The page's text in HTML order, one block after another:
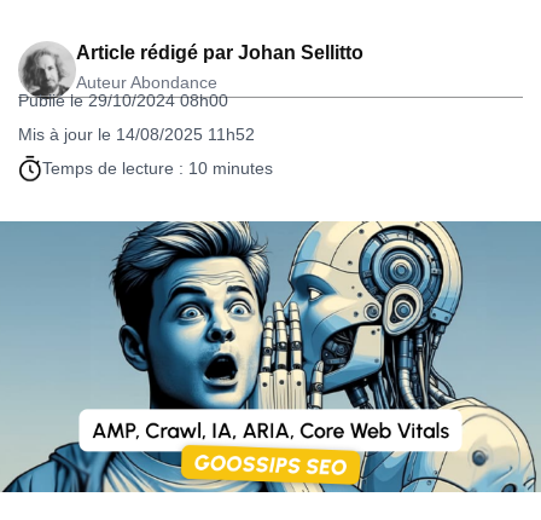
Article rédigé par Johan Sellitto
Auteur Abondance
Publié le 29/10/2024 08h00
Mis à jour le 14/08/2025 11h52
Temps de lecture : 10 minutes